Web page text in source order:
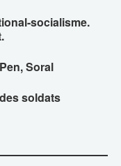
socialisme.
Soral
soldats